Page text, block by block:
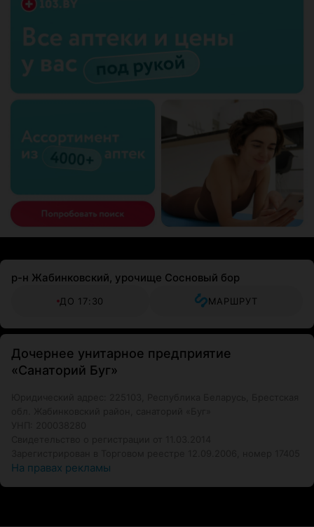
р-н Жабинковский, урочище Сосновый бор
ДО 17:30 МАРШРУТ
Дочернее унитарное предприятие
«Санаторий Буг»
На правах рекламы